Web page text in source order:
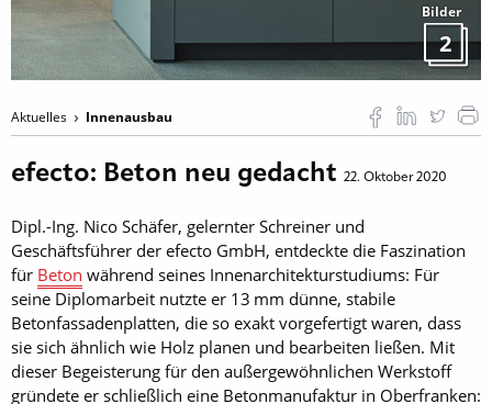
Bilder
2
Aktuelles Innenausbau
efecto: Beton neu gedacht 22. Oktober 2020
Dipl.-Ing. Nico Schäfer, gelernter Schreiner und
Geschäftsführer der efecto GmbH, entdeckte die Faszination
für Beton während seines Innenarchitekturstudiums: Für
seine Diplomarbeit nutzte er 13 mm dünne, stabile
Betonfassadenplatten, die so exakt vorgefertigt waren, dass
sie sich ähnlich wie Holz planen und bearbeiten ließen. Mit
dieser Begeisterung für den außergewöhnlichen Werkstoff
gründete er schließlich eine Betonmanufaktur in Oberfranken: